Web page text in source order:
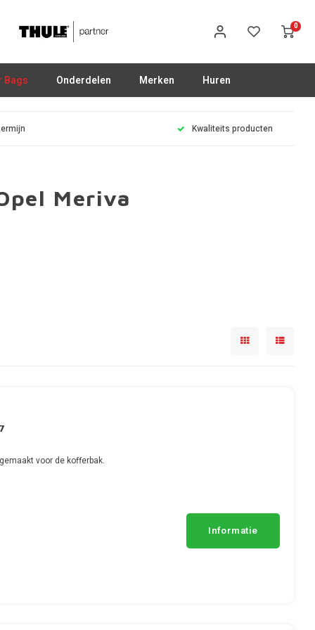
0
Bags Onderdelen Merken Huren
Kwaliteits producten
Meriva
voor de kofferbak.
Informatie